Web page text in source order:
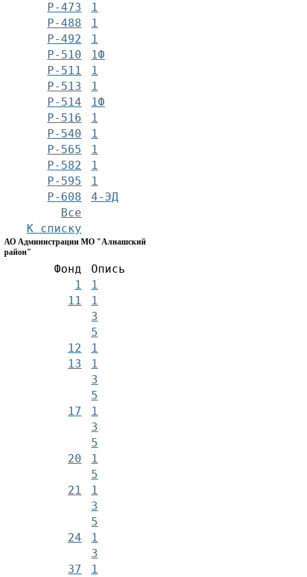
Р-473
1
Р-488
1
Р-492
1
Р-510
1Ф
Р-511
1
Р-513
1
Р-514
1Ф
Р-516
1
Р-540
1
Р-565
1
Р-582
1
Р-595
1
Р-608
4-ЭД
Все
К списку
АО Администрации МО "Алнашский
район"
Фонд
Опись
1
1
11
1
3
5
12
1
13
1
3
5
17
1
3
5
20
1
5
21
1
3
5
24
1
3
37
1